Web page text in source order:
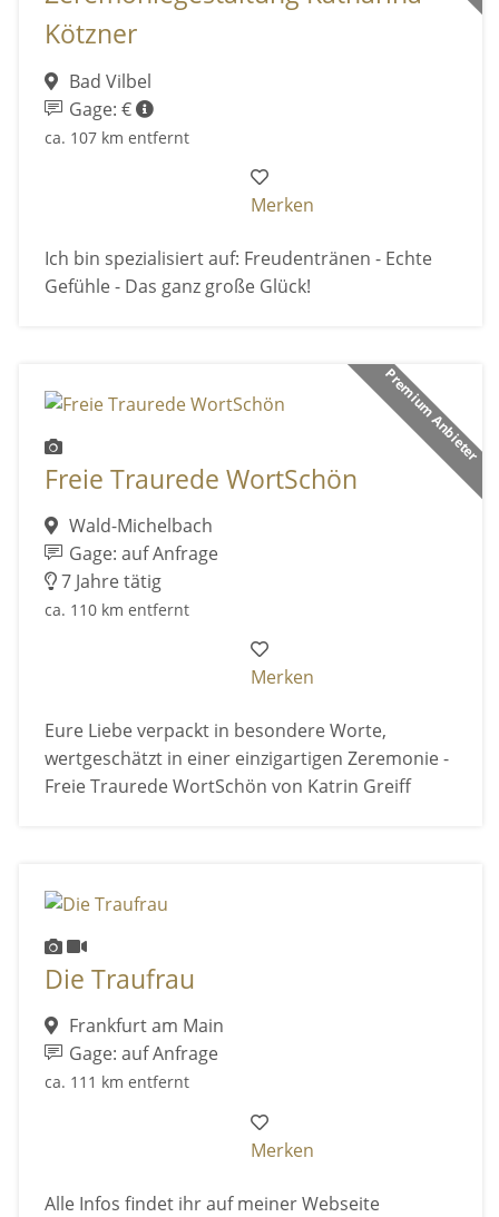
Kötzner
Bad Vilbel
Gage: €
ca. 107 km entfernt
Merken
Ich bin spezialisiert auf: Freudentränen - Echte
Gefühle - Das ganz große Glück!
Premium Anbieter
Freie Traurede WortSchön
Wald-Michelbach
Gage: auf Anfrage
7 Jahre tätig
ca. 110 km entfernt
Merken
Eure Liebe verpackt in besondere Worte,
wertgeschätzt in einer einzigartigen Zeremonie -
Freie Traurede WortSchön von Katrin Greiff
Die Traufrau
Frankfurt am Main
Gage: auf Anfrage
ca. 111 km entfernt
Merken
Alle Infos findet ihr auf meiner Webseite